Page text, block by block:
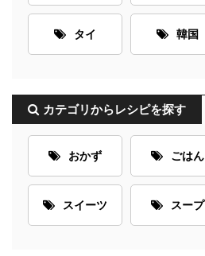
タイ 韓国
カテゴリからレシピを探す
おかず ごはん
スイーツ スープ